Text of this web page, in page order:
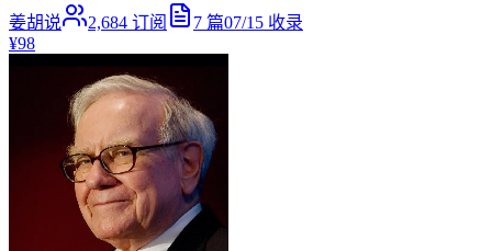
姜胡说 2,684 订阅 7 篇07/15 收录
¥98